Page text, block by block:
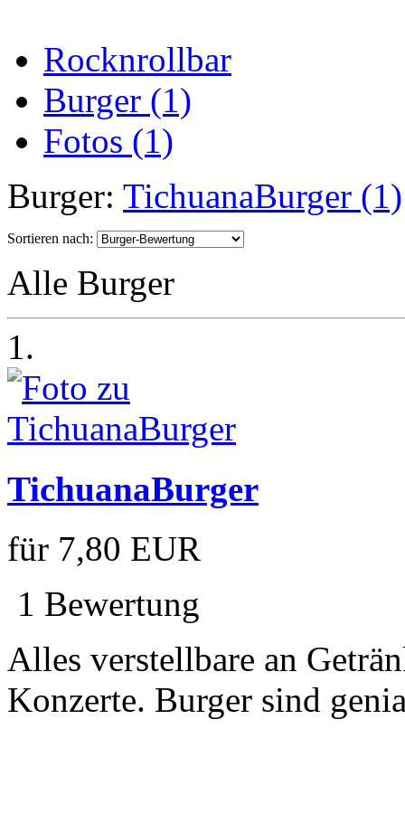
Rocknrollbar
Burger (1)
Fotos (1)
Burger: TichuanaBurger (1)
Sortieren nach:
Alle Burger
1.
TichuanaBurger
für 7,80 EUR
1 Bewertung
Alles verstellbare an
Konzerte. Burger sind